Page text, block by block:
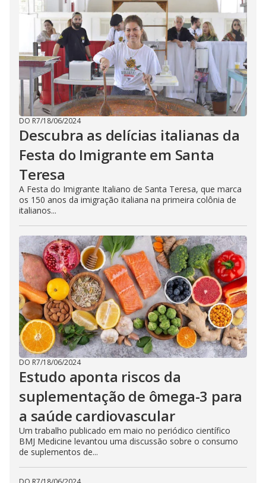
DO R7/18/06/2024
Descubra as delícias italianas da
Festa do Imigrante em Santa
Teresa
A Festa do Imigrante Italiano de Santa Teresa, que marca
os 150 anos da imigração italiana na primeira colônia de
italianos...
DO R7/18/06/2024
Estudo aponta riscos da
suplementação de ômega-3 para
a saúde cardiovascular
Um trabalho publicado em maio no periódico científico
BMJ Medicine levantou uma discussão sobre o consumo
de suplementos de...